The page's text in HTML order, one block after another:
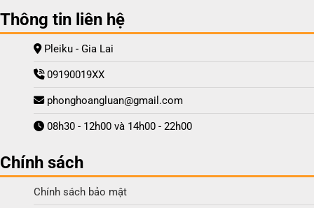
Thông tin liên hệ
Pleiku - Gia Lai
09190019XX
phonghoangluan@gmail.com
08h30 - 12h00 và 14h00 - 22h00
Chính sách
Chính sách bảo mật